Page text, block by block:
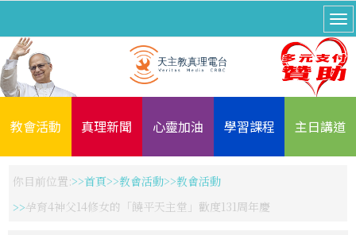
教會活動 真理新聞 心靈加油 學習課程 主日講道
你目前位置: 首頁 教會活動
教會活動
孕育4神父14修女的「饒平天主堂」歡度131周年慶